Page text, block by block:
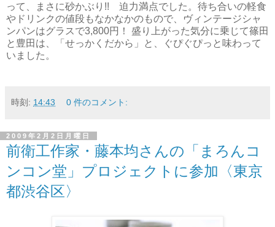
って、まさに砂かぶり!! 迫力満点でした。待ち合いの軽食
やドリンクの値段もなかなかのもので、ヴィンテージシャ
ンパンはグラスで3,800円！ 盛り上がった気分に乗じて篠田
と豊田は、「せっかくだから」と、ぐぴぐぴっと味わって
いました。
時刻: 14:43 0 件のコメント:
2009年2月2日月曜日
前衛工作家・藤本均さんの「まろんコ
ンコン堂」プロジェクトに参加〈東京
都渋谷区〉